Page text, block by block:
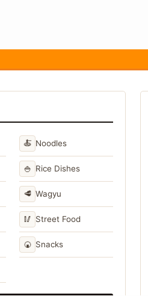
🍝 Noodles
🍚 Rice Dishes
🥩 Wagyu
🥢 Street Food
🍘 Snacks